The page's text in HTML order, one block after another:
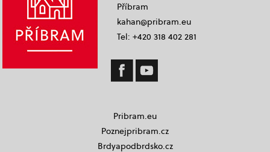
Příbram
kahan@pribram.eu
Tel: +420 318 402 281
Pribram.eu
Poznejpribram.cz
Brdyapodbrdsko.cz